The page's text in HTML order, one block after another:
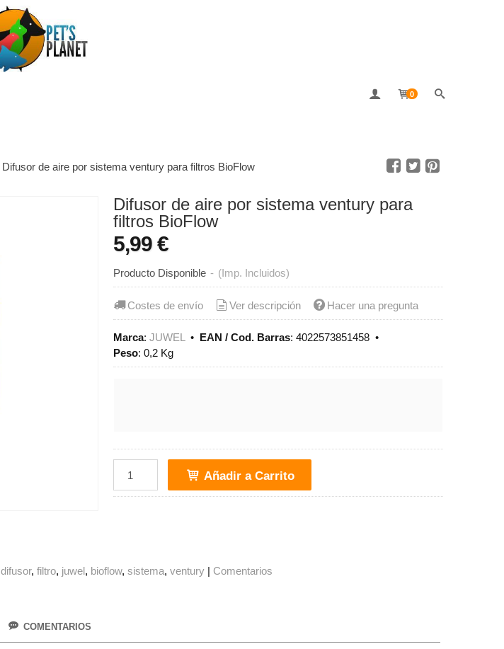
0
Difusor de aire por sistema ventury para filtros BioFlow
Difusor de aire por sistema ventury para
filtros BioFlow
5,99 €
Producto Disponible - (Imp. Incluidos)
Costes de envío Ver descripción Hacer una pregunta
Marca:JUWEL • EAN / Cod. Barras:4022573851458 •
Peso:0,2 Kg
Añadir a Carrito
difusor filtro juwel bioflow sistema ventury | Comentarios
COMENTARIOS